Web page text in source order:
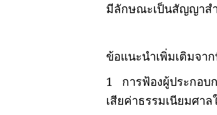
มีลักษณะเป็นสัญญาสำ
ข้อแนะนำเพิ่มเติมจ
1 การฟ้องผู้ประกอบ
เสียค่าธรรมเนียมศา